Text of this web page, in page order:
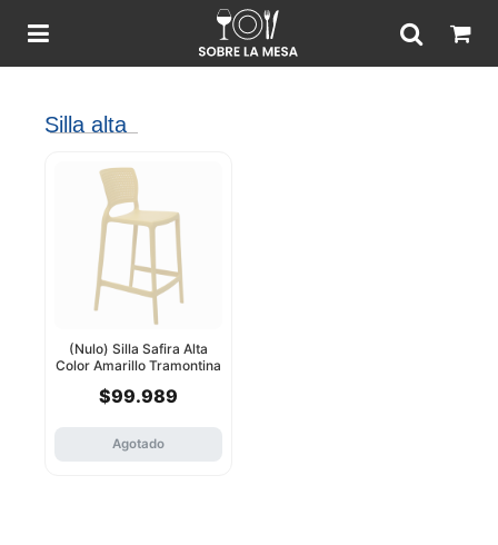
Silla alta
(Nulo) Silla Safira Alta
Color Amarillo Tramontina
$99.989
Agotado